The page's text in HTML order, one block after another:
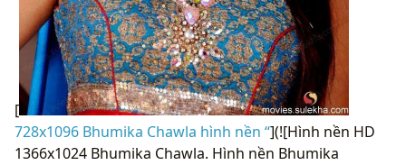
[
728x1096 Bhumika Chawla hình nền “](![Hình nền HD
1366x1024 Bhumika Chawla. Hình nền Bhumika